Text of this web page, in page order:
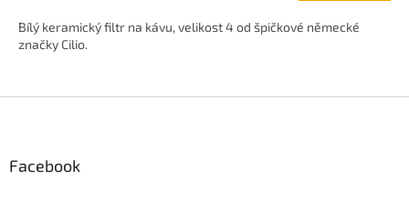
z
hvězdiček.
Bílý keramický filtr na kávu, velikost 4 od špičkové německé
značky Cilio.
p
aFacebook